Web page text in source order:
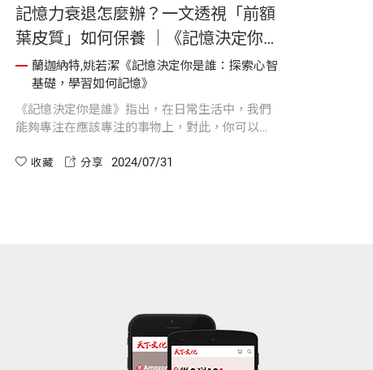
記憶力衰退怎麼辦？一文透視「前額
葉皮質」如何保養 ｜《記憶決定你
是誰》
蘭迦納特,姚若潔《記憶決定你是誰：探索心智
基礎，學習如何記憶》
《記憶決定你是誰》指出，在日常生活中，我們
能夠專注在應該專注的事物上，對此，你可以感
葉皮質會出現很多次，因為它在我們日常生活記
收藏 分享 2024/07/31